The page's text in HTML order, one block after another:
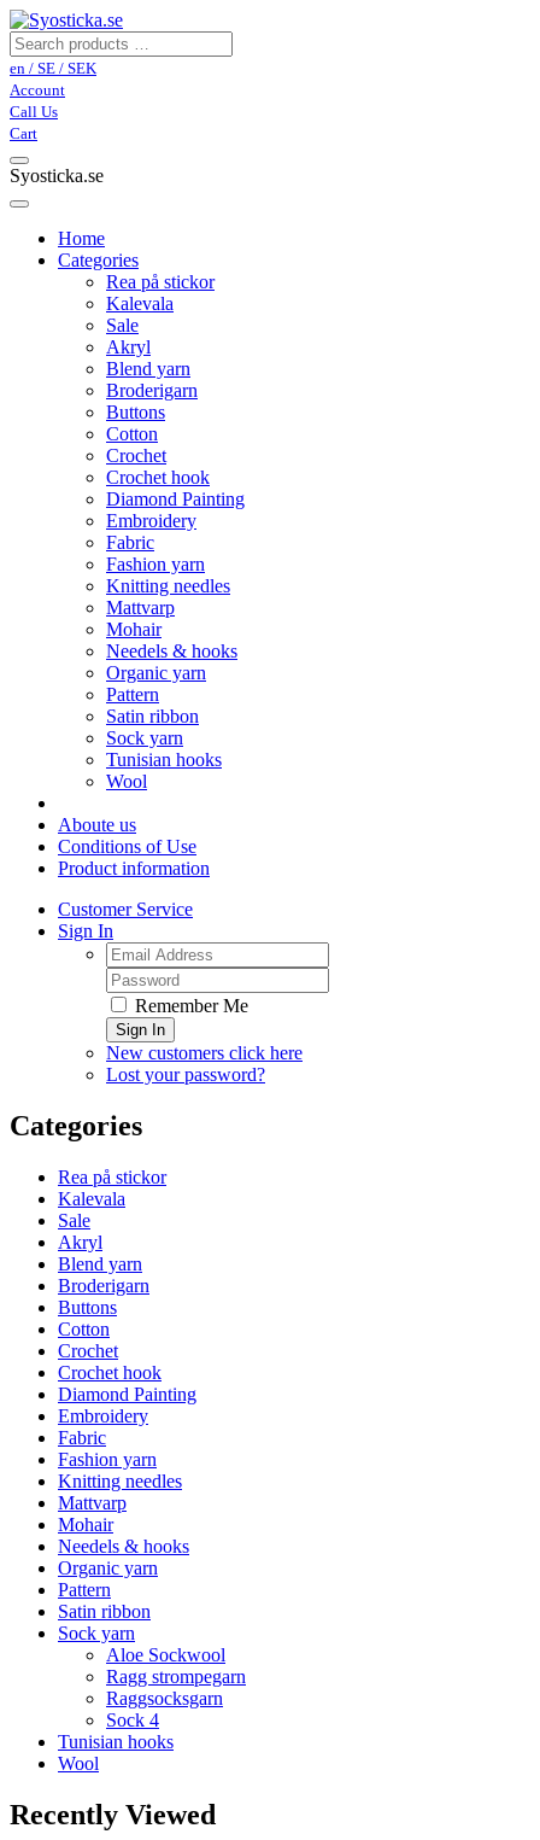
en / SE / SEK
Account
Call Us
Cart
Syosticka.se
Home
Categories
Rea på stickor
Kalevala
Sale
Akryl
Blend yarn
Broderigarn
Buttons
Cotton
Crochet
Crochet hook
Diamond Painting
Embroidery
Fabric
Fashion yarn
Knitting needles
Mattvarp
Mohair
Needels & hooks
Organic yarn
Pattern
Satin ribbon
Sock yarn
Tunisian hooks
Wool
Aboute us
Conditions of Use
Product information
Customer Service
Sign In
Remember Me
Sign In
New customers click here
Lost your password?
Categories
Rea på stickor
Kalevala
Sale
Akryl
Blend yarn
Broderigarn
Buttons
Cotton
Crochet
Crochet hook
Diamond Painting
Embroidery
Fabric
Fashion yarn
Knitting needles
Mattvarp
Mohair
Needels & hooks
Organic yarn
Pattern
Satin ribbon
Sock yarn
Aloe Sockwool
Ragg strompegarn
Raggsocksgarn
Sock 4
Tunisian hooks
Wool
Recently Viewed